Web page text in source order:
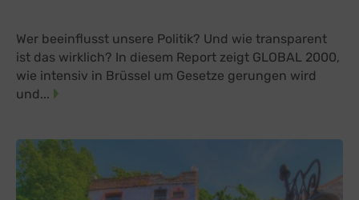
Wer beeinflusst unsere Politik? Und wie transparent
ist das wirklich? In diesem Report zeigt GLOBAL 2000,
wie intensiv in Brüssel um Gesetze gerungen wird
und...